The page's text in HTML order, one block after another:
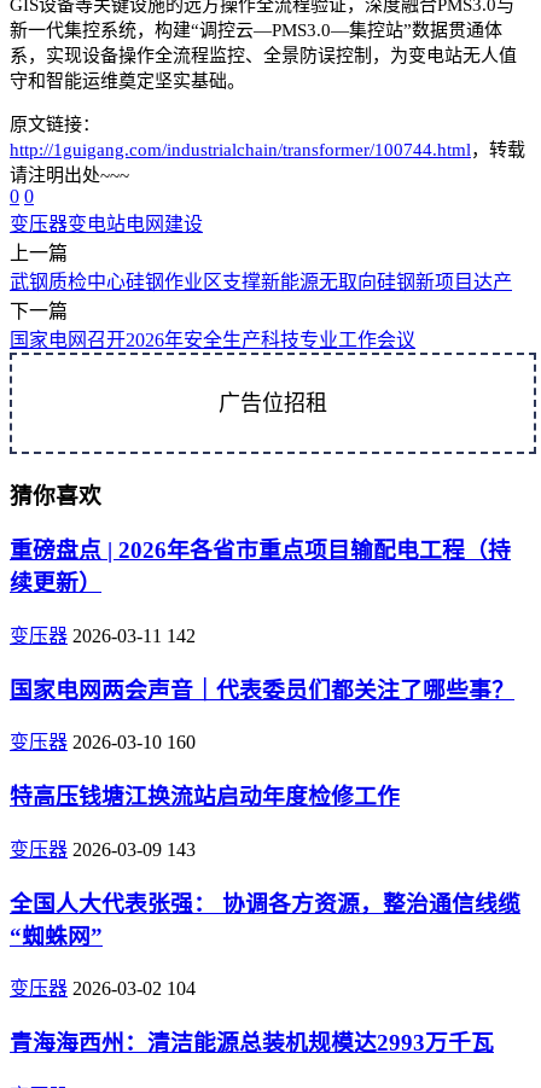
GIS设备等关键设施的远方操作全流程验证，深度融合PMS3.0与
新一代集控系统，构建“调控云—PMS3.0—集控站”数据贯通体
系，实现设备操作全流程监控、全景防误控制，为变电站无人值
守和智能运维奠定坚实基础。
原文链接：
http://1guigang.com/industrialchain/transformer/100744.html，转载
请注明出处~~~
0 0
变压器变电站电网建设
上一篇
武钢质检中心硅钢作业区支撑新能源无取向硅钢新项目达产
下一篇
国家电网召开2026年安全生产科技专业工作会议
广告位招租
猜你喜欢
重磅盘点 | 2026年各省市重点项目输配电工程（持
续更新）
变压器 2026-03-11 142
国家电网两会声音｜代表委员们都关注了哪些事？
变压器 2026-03-10 160
特高压钱塘江换流站启动年度检修工作
变压器 2026-03-09 143
全国人大代表张强： 协调各方资源，整治通信线缆
“蜘蛛网”
变压器 2026-03-02 104
青海海西州：清洁能源总装机规模达2993万千瓦